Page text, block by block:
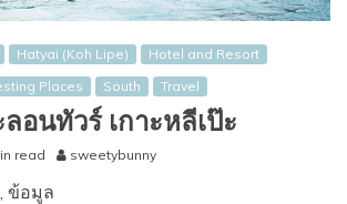
Hatyai (Koh Lipe)
Hotel and Resort
Places South Travel
อนทัวร์ เกาะหลีเป๊ะ
read sweetybunny
ข้อมูล